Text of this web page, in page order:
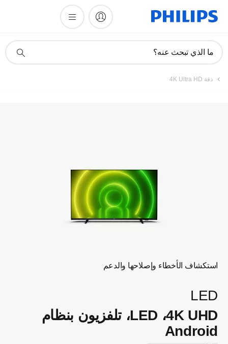
دعم
ما الذي تبحث عنه؟
دقة 4K Ultra HD
استكشاف الأخطاء وإصلاحها والدعم
LED
4K UHD،‏ LED، تلفزيون بنظام
Android
تسجيل المنتج